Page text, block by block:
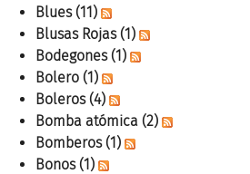
Blues (11)
Blusas Rojas (1)
Bodegones (1)
Bolero (1)
Boleros (4)
Bomba atómica (2)
Bomberos (1)
Bonos (1)